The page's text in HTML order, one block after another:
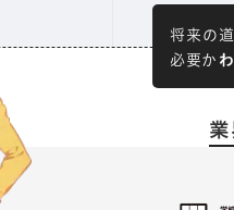
将来の
必要か